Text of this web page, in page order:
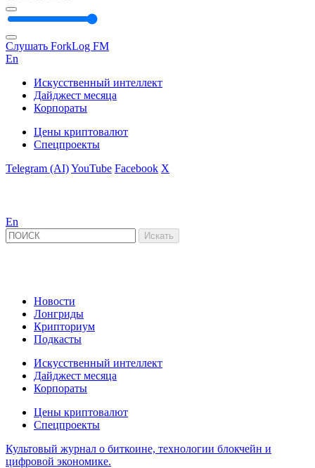
Слушать ForkLog FM
En
Искусственный интеллект
Дайджест месяца
Корпораты
Цены криптовалют
Спецпроекты
Telegram (AI)YouTube Facebook X
En
Новости
Лонгриды
Крипториум
Подкасты
Искусственный интеллект
Дайджест месяца
Корпораты
Цены криптовалют
Спецпроекты
Культовый журнал о биткоине, технологии блокчейн и
цифровой экономике.